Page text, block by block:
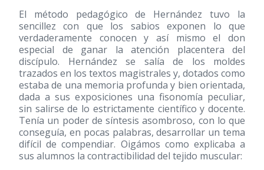
El método pedagógico de Hernández tuvo la
sencillez con que los sabios exponen lo que
verdaderamente conocen y así mismo el don
especial de ganar la atención placentera del
discípulo. Hernández se salía de los moldes
trazados en los textos magistrales y, dotados como
estaba de una memoria profunda y bien orientada,
dada a sus exposiciones una fisonomía peculiar,
sin salirse de lo estrictamente científico y docente.
Tenía un poder de síntesis asombroso, con lo que
conseguía, en pocas palabras, desarrollar un tema
difícil de compendiar. Oigámos como explicaba a
sus alumnos la contractibilidad del tejido muscular: